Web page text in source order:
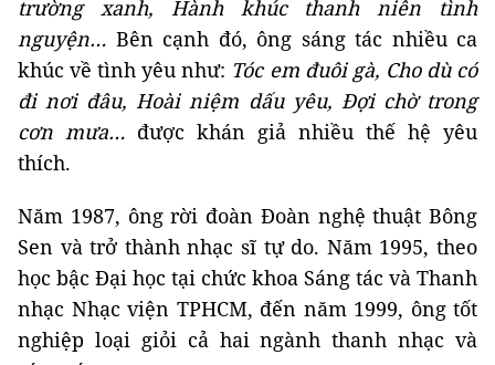
trường xanh, Hành khúc thanh niên tình
nguyện… Bên cạnh đó, ông sáng tác nhiều ca
khúc về tình yêu như: Tóc em đuôi gà, Cho dù có
đi nơi đâu, Hoài niệm dấu yêu, Đợi chờ trong
cơn mưa… được khán giả nhiều thế hệ yêu
thích.
Năm 1987, ông rời đoàn Đoàn nghệ thuật Bông
Sen và trở thành nhạc sĩ tự do. Năm 1995, theo
học bậc Đại học tại chức khoa Sáng tác và Thanh
nhạc Nhạc viện TPHCM, đến năm 1999, ông tốt
nghiệp loại giỏi cả hai ngành thanh nhạc và